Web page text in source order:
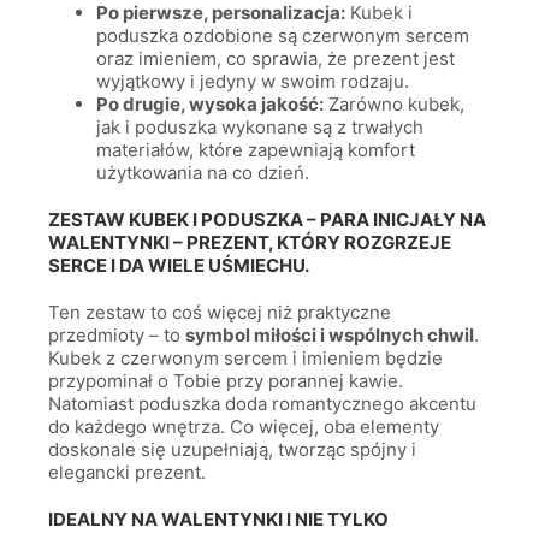
Po pierwsze, personalizacja: Kubek i
poduszka ozdobione są czerwonym sercem
oraz imieniem, co sprawia, że prezent jest
wyjątkowy i jedyny w swoim rodzaju.
Po drugie, wysoka jakość: Zarówno kubek,
jak i poduszka wykonane są z trwałych
materiałów, które zapewniają komfort
użytkowania na co dzień.
ZESTAW KUBEK I PODUSZKA – PARA INICJAŁY NA
WALENTYNKI – PREZENT, KTÓRY ROZGRZEJE
SERCE I DA WIELE UŚMIECHU.
Ten zestaw to coś więcej niż praktyczne
przedmioty – to symbol miłości i wspólnych chwil.
Kubek z czerwonym sercem i imieniem będzie
przypominał o Tobie przy porannej kawie.
Natomiast poduszka doda romantycznego akcentu
do każdego wnętrza. Co więcej, oba elementy
doskonale się uzupełniają, tworząc spójny i
elegancki prezent.
IDEALNY NA WALENTYNKI I NIE TYLKO